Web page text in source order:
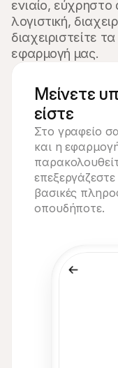
ενιαίο,
λογιστική,
διαχειριστείτε
εφαρμογή μας.
Μείνετε
είστε
Στο γραφείο
και η
βασικές
οπουδήποτε.